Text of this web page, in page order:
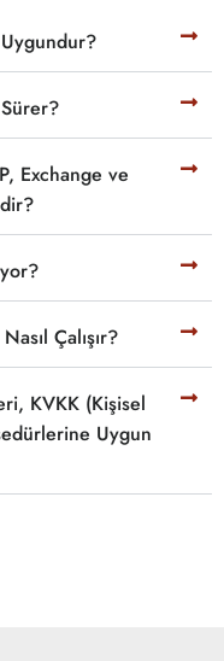
Exchange ve
Çalışır?
KVKK (Kişisel
Uygun